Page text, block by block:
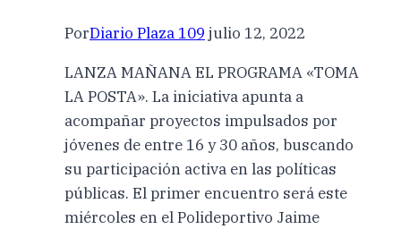
PorDiario Plaza 109 julio 12, 2022
LANZA MAÑANA EL PROGRAMA «TOMA
LA POSTA». La iniciativa apunta a
acompañar proyectos impulsados por
jóvenes de entre 16 y 30 años, buscando
su participación activa en las políticas
públicas. El primer encuentro será este
miércoles en el Polideportivo Jaime